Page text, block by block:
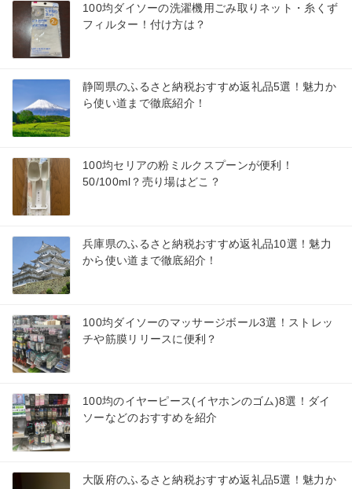
100均ダイソーの洗濯機用ごみ取りネット・糸くず
フィルター！付け方は？
静岡県のふるさと納税おすすめ返礼品5選！魅力か
ら使い道まで徹底紹介！
100均セリアの粉ミルクスプーンが便利！
50/100ml？売り場はどこ？
兵庫県のふるさと納税おすすめ返礼品10選！魅力
から使い道まで徹底紹介！
100均ダイソーのマッサージボール3選！ストレッ
チや筋膜リリースに便利？
100均のイヤーピース(イヤホンのゴム)8選！ダイ
ソーなどのおすすめを紹介
大阪府のふるさと納税おすすめ返礼品5選！魅力か